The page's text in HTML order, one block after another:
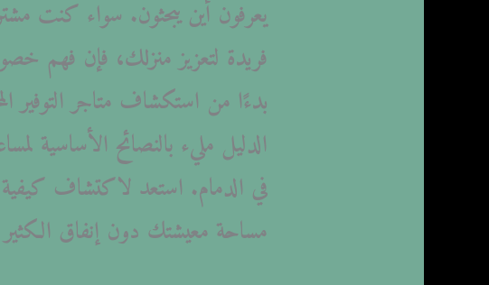
يعرفون أين يبحثون. سواء كنت
فريدة لتعزيز منزلك، فإن
بدءًا من استكشاف متاجر التوفير
الدليل مليء بالنصائح الأساسية
في الدمام. استعد لاكتشاف
مساحة معيشتك دون إنفاق الكثير